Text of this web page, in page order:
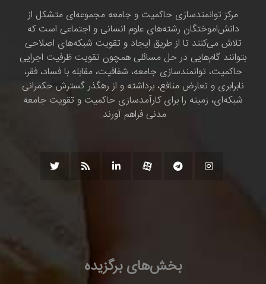
مرکز توانمندسازی حاکمیت و جامعه مجموعه‌ای متشکل از
دانش‌اموختگان رشته‌های علوم انسانی و اجتماعی است که
تلاش می‌کنند تا از طریق ایجاد و تقویت شبکه‌های اصلاحی
بتوانند گام‌هایی در حل مسائلی همچون تقویت ظرفیت اجرایی
حاکمیت، توانمندسازی جامعه، شفافیت، مقابله با فساد، فقر،
نابرابری و تعارض منافع، برداشته و از رهگذر گسترش حکمرانی
شبکه‌ای، زمینه را برای کارآمدسازی حاکمیت و تقویت جامعه
مدنی فراهم آورند.
بخش‌های برگزیده